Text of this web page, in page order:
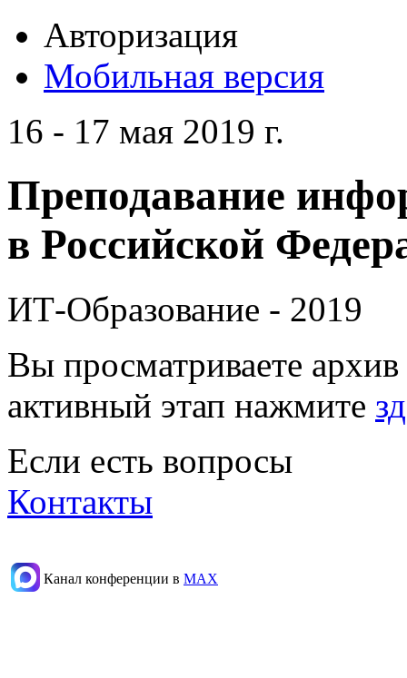
Авторизация
Мобильная версия
16 - 17 мая 2019 г.
Преподавание
в Российской
ИТ-Образование - 2019
Вы просматриваете
активный этап нажмите
Если есть вопросы
Контакты
Канал конференции в МАХ